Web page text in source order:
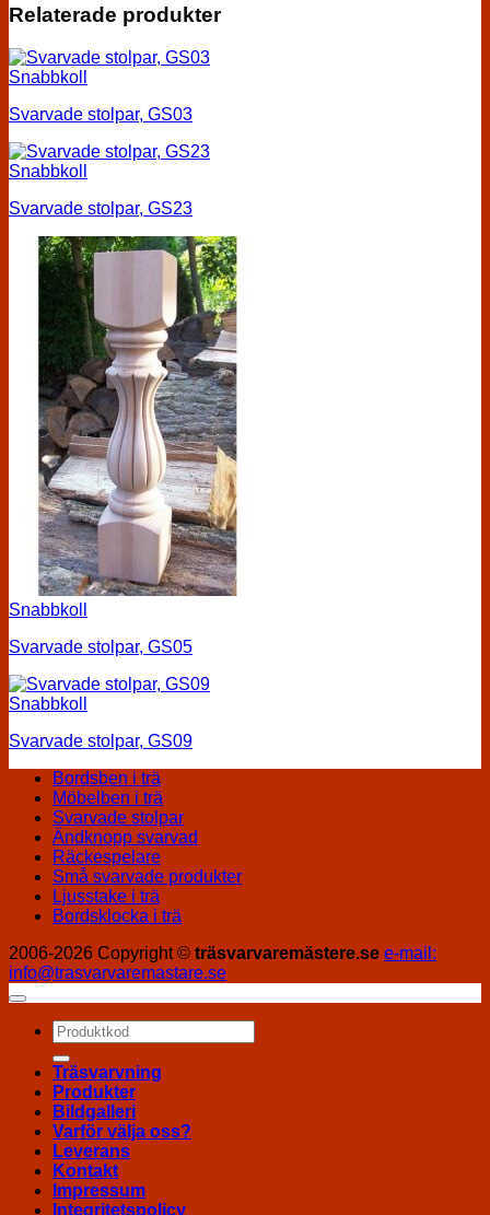
Relaterade produkter
Snabbkoll
Svarvade stolpar, GS03
Snabbkoll
Svarvade stolpar, GS23
Snabbkoll
Svarvade stolpar, GS05
Snabbkoll
Svarvade stolpar, GS09
Bordsben i trä
Möbelben i trä
Svarvade stolpar
Ändknopp svarvad
Räckespelare
Små svarvade produkter
Ljusstake i trä
Bordsklocka i trä
2006-2026 Copyright © träsvarvaremästere.se e-mail:
info@trasvarvaremastare.se
Sök
efter:
Träsvarvning
Produkter
Bildgalleri
Varför välja oss?
Leverans
Kontakt
Impressum
Integritetspolicy